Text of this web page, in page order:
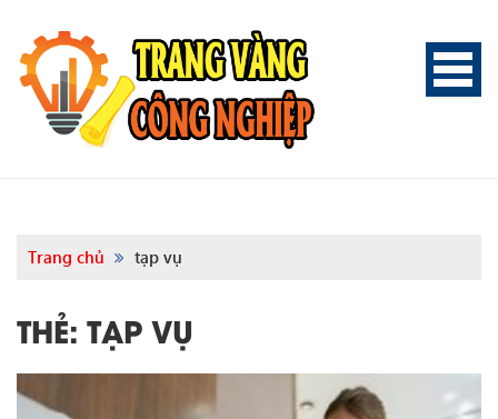
Trang chủ tạp vụ
THẺ: TẠP VỤ